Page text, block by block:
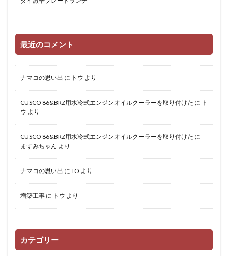
最近のコメント
ナマコの思い出 に トウ より
CUSCO 86&BRZ用水冷式エンジンオイルクーラーを取り付けた に ト
ウ より
CUSCO 86&BRZ用水冷式エンジンオイルクーラーを取り付けた に
ますみちゃん より
ナマコの思い出 に TO より
増築工事 に トウ より
カテゴリー